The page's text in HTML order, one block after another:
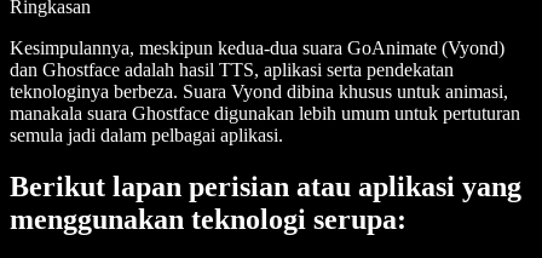
Ringkasan
Kesimpulannya, meskipun kedua-dua suara GoAnimate (Vyond)
dan Ghostface adalah hasil TTS, aplikasi serta pendekatan
teknologinya berbeza. Suara Vyond dibina khusus untuk animasi,
manakala suara Ghostface digunakan lebih umum untuk pertuturan
semula jadi dalam pelbagai aplikasi.
Berikut lapan perisian atau aplikasi yang
menggunakan teknologi serupa: